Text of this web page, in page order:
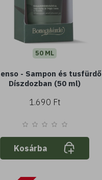
50 ML
- Sampon és tusfürdő -
Díszdozban (50 ml)
1.690 Ft
Kosárba